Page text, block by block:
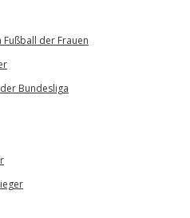
der Frauen
Bundesliga